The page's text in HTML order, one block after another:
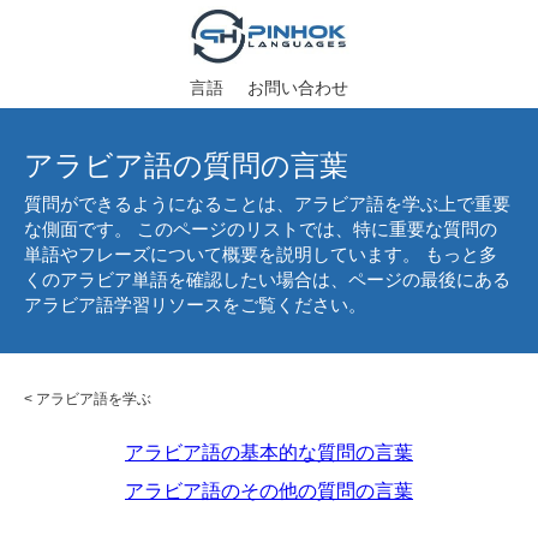
言語 お問い合わせ
アラビア語の質問の言葉
質問ができるようになることは、アラビア語を学ぶ上で重要
な側面です。 このページのリストでは、特に重要な質問の
単語やフレーズについて概要を説明しています。 もっと多
くのアラビア単語を確認したい場合は、ページの最後にある
アラビア語学習リソースをご覧ください。
< アラビア語を学ぶ
アラビア語の基本的な質問の言葉
アラビア語のその他の質問の言葉